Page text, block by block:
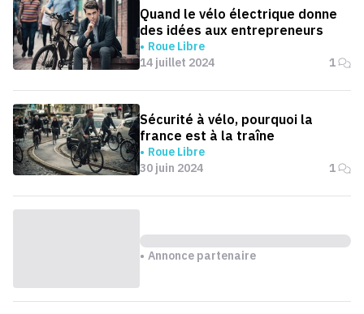
Quand le vélo électrique donne
des idées aux entrepreneurs
Roue Libre
14 juillet 2024
1
Sécurité à vélo, pourquoi la
france est à la traîne
Roue Libre
30 juin 2024
1
Annonce partenaire